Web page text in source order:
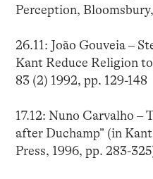
Perception,
26.11: João Gouveia –
Kant Reduce Religion
83 (2) 1992, pp. 129-148
17.12: Nuno Carvalho –
after Duchamp” (in
Press, 1996, pp. 283-